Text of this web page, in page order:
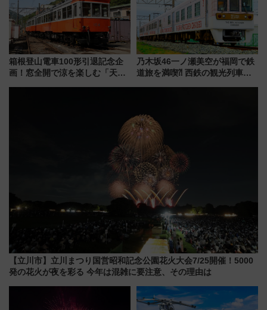
箱根登山電車100形引退記念企
画！窓全開で涼を楽しむ「天然
乃木坂46一ノ瀬美空が福岡で鉄
道旅を満喫⁈ 西鉄の観光列車
に
【立川市】立川まつり国営昭和記念公園花火大会7/25開催！5000
発の花火が夜を彩る 今年は混雑に要注意、その理由は